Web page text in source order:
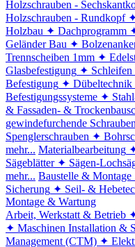
Holzschrauben -
Holzschrauben - Rundkopf
Holzbau ✦ Dachprogramm
Geländer Bau ✦
Trennscheiben 1mm ✦
Glasbefestigung ✦ Schleifen
Befestigung ✦ Dübeltechnik
Befestigungssysteme ✦
& Fassaden- &
gewindefurchende Schrauben
Spenglerschrauben ✦
mehr... Materialbearbeitung
Sägeblätter ✦ Sägen-
mehr... Baustelle & Montage
Sicherung ✦ Seil- &
Montage & Wartung
Arbeit, Werkstatt & Betrieb
✦ Maschinen Installation &
Management (CTM) ✦